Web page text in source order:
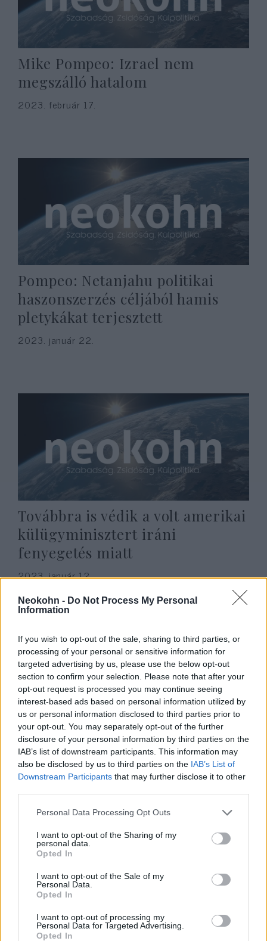
Neokohn - Do Not Process My Personal
Information
If you wish to opt-out of the sale, sharing to third parties, or
processing of your personal or sensitive information for
targeted advertising by us, please use the below opt-out
section to confirm your selection. Please note that after your
opt-out request is processed you may continue seeing
interest-based ads based on personal information utilized by
us or personal information disclosed to third parties prior to
your opt-out. You may separately opt-out of the further
disclosure of your personal information by third parties on the
IAB’s list of downstream participants. This information may
also be disclosed by us to third parties on the IAB’s List of
Downstream Participants that may further disclose it to other
Please note that this website/app uses one or more Google
not limited to your visit or usage behaviour. You may click to
grant or deny consent to Google and its third-party tags to
use your data for below specified purposes in below Google
consent section.
Personal Data Processing Opt Outs
I want to opt-out of the Sharing of my
personal data.
Opted In
I want to opt-out of the Sale of my
Personal Data.
Opted In
I want to opt-out of processing my
Personal Data for Targeted Advertising.
Opted In
Mike Pompeo: Izrael nem
megszálló hatalom
2023. február 17.
Pompeo: Netanjahu politikai
haszonszerzés céljából hamis
pletykákat terjesztett
2023. január 22.
Továbbra is védik a volt amerikai
külügyminisztert iráni
fenyegetés miatt
2023. január 12.
Saját alelnöke is elítéli Trumpot,
amiért két antiszemitával
vacsorázott
2022. november 29.